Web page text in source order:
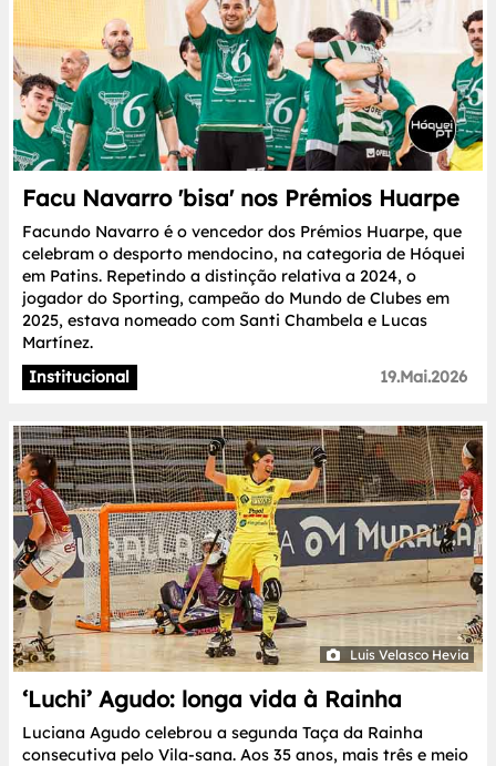
Facu Navarro 'bisa' nos Prémios Huarpe
Facundo Navarro é o vencedor dos Prémios Huarpe, que
celebram o desporto mendocino, na categoria de Hóquei
em Patins. Repetindo a distinção relativa a 2024, o
jogador do Sporting, campeão do Mundo de Clubes em
2025, estava nomeado com Santi Chambela e Lucas
Martínez.
Institucional
19.Mai.2026
Luis Velasco Hevia
‘Luchi’ Agudo: longa vida à Rainha
Luciana Agudo celebrou a segunda Taça da Rainha
consecutiva pelo Vila-sana. Aos 35 anos, mais três e meio